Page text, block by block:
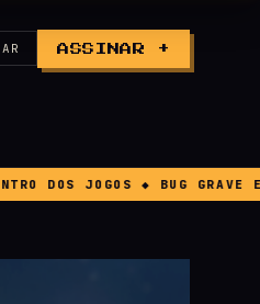
ASSINAR +
HORIZON 6